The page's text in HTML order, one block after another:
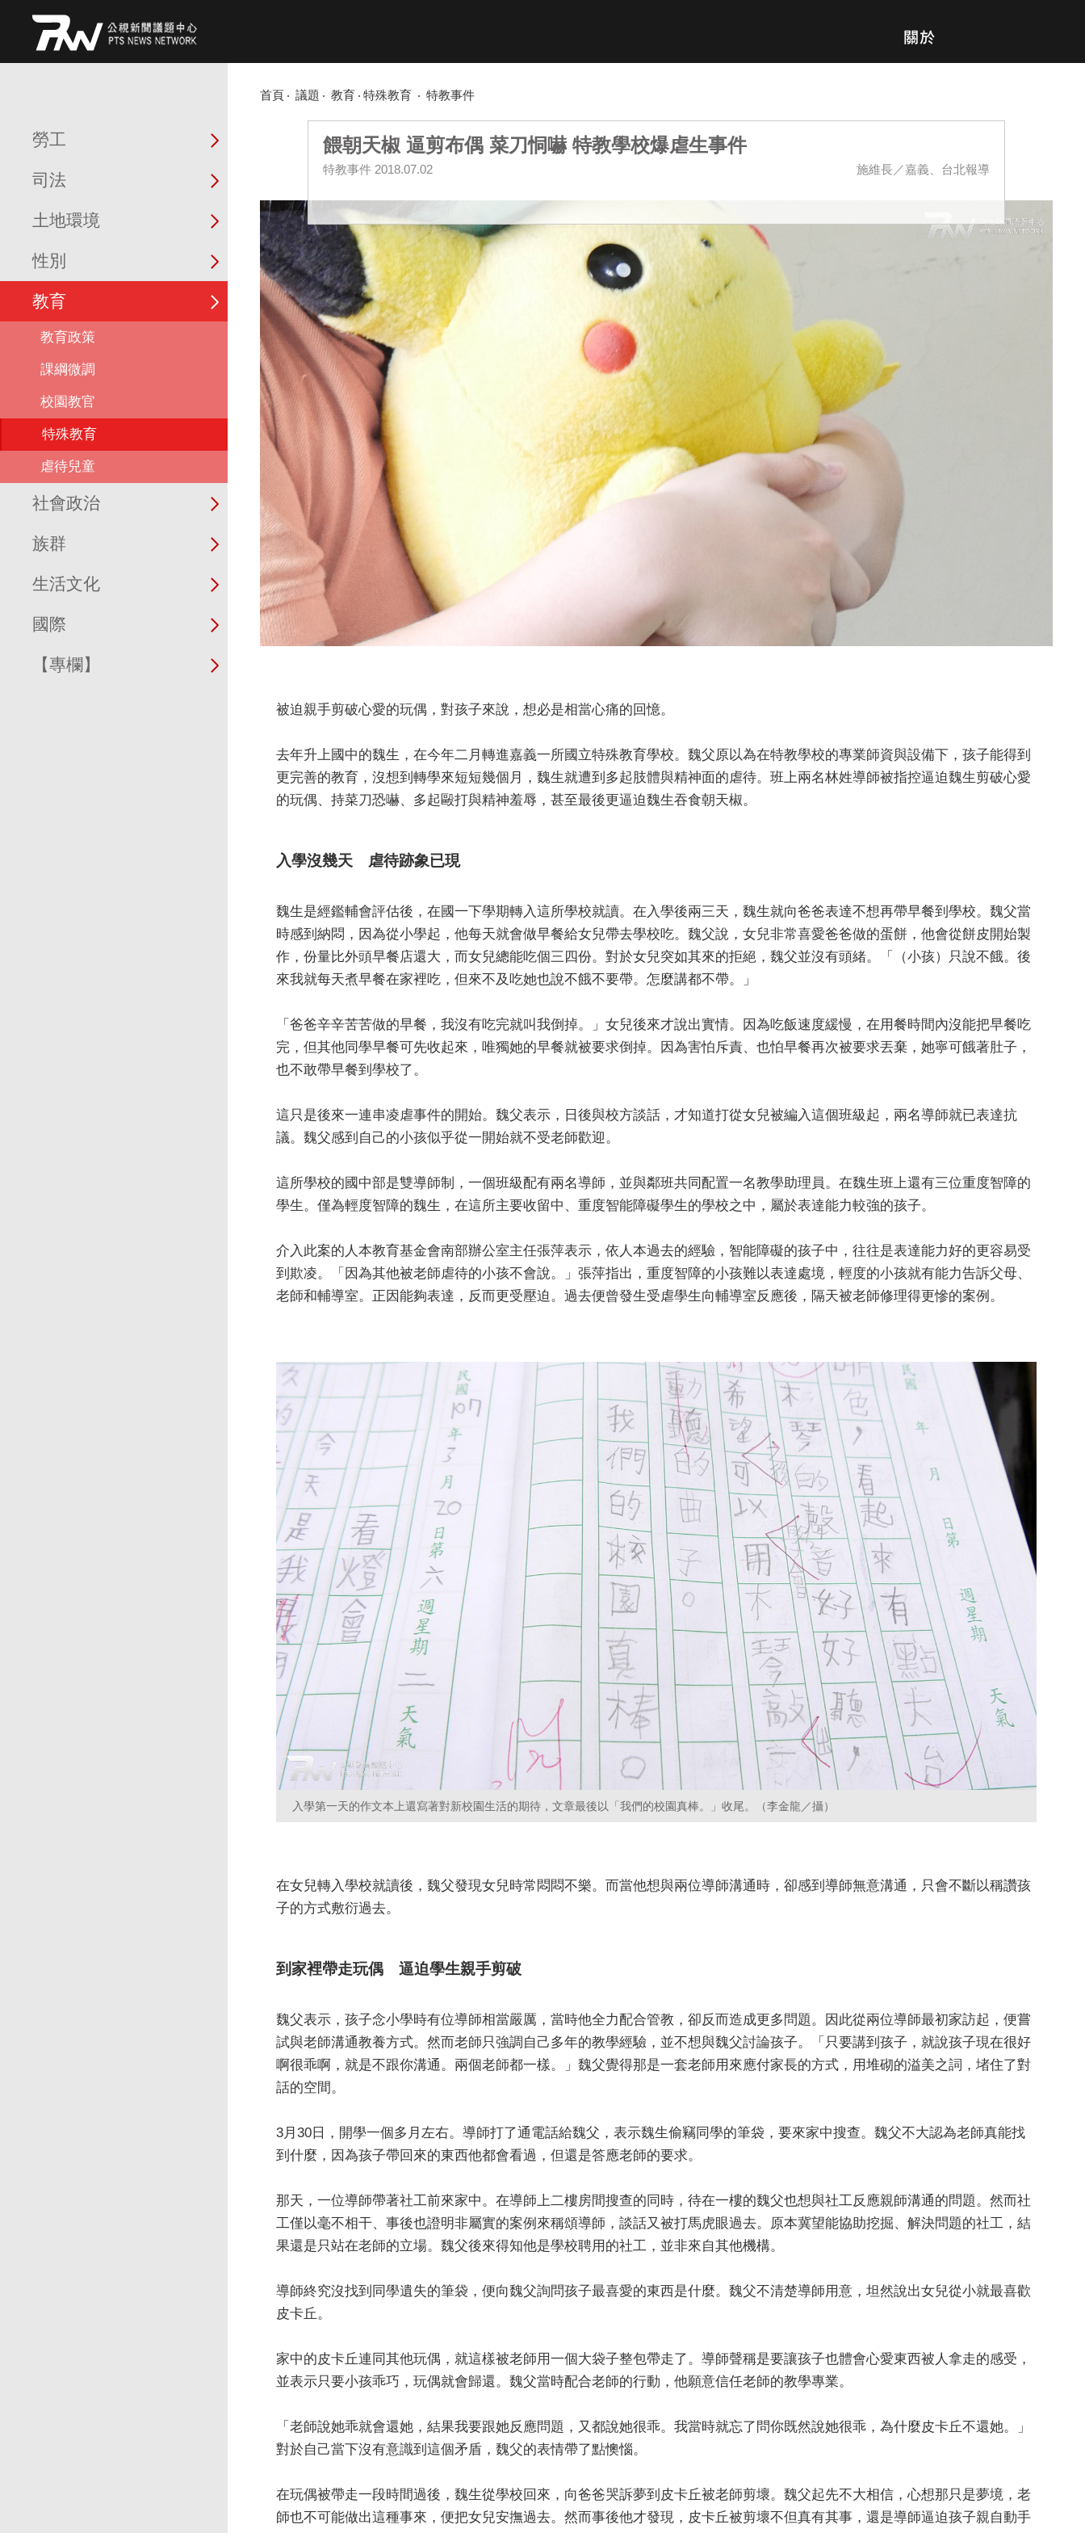
勞工
司法
土地環境
性別
教育
教育政策
課綱微調
校園教官
特殊教育
虐待兒童
社會政治
族群
生活文化
國際
【專欄】
首頁 議題 教育 特殊教育 特教事件
餵朝天椒 逼剪布偶 菜刀恫嚇 特教學校爆虐生事件
特教事件 2018.07.02 施維長／嘉義、台北報導
被迫親手剪破心愛的玩偶，對孩子來說，想必是相當心痛的回憶。
去年升上國中的魏生，在今年二月轉進嘉義一所國立特殊教育學校。魏父原以為在特教學校的專業師資與設備下，孩子能得到
更完善的教育，沒想到轉學來短短幾個月，魏生就遭到多起肢體與精神面的虐待。班上兩名林姓導師被指控逼迫魏生剪破心愛
的玩偶、持菜刀恐嚇、多起毆打與精神羞辱，甚至最後更逼迫魏生吞食朝天椒。
入學沒幾天 虐待跡象已現
魏生是經鑑輔會評估後，在國一下學期轉入這所學校就讀。在入學後兩三天，魏生就向爸爸表達不想再帶早餐到學校。魏父當
時感到納悶，因為從小學起，他每天就會做早餐給女兒帶去學校吃。魏父說，女兒非常喜愛爸爸做的蛋餅，他會從餅皮開始製
作，份量比外頭早餐店還大，而女兒總能吃個三四份。對於女兒突如其來的拒絕，魏父並沒有頭緒。「（小孩）只說不餓。後
來我就每天煮早餐在家裡吃，但來不及吃她也說不餓不要帶。怎麼講都不帶。」
「爸爸辛辛苦苦做的早餐，我沒有吃完就叫我倒掉。」女兒後來才說出實情。因為吃飯速度緩慢，在用餐時間內沒能把早餐吃
完，但其他同學早餐可先收起來，唯獨她的早餐就被要求倒掉。因為害怕斥責、也怕早餐再次被要求丟棄，她寧可餓著肚子，
也不敢帶早餐到學校了。
這只是後來一連串凌虐事件的開始。魏父表示，日後與校方談話，才知道打從女兒被編入這個班級起，兩名導師就已表達抗
議。魏父感到自己的小孩似乎從一開始就不受老師歡迎。
這所學校的國中部是雙導師制，一個班級配有兩名導師，並與鄰班共同配置一名教學助理員。在魏生班上還有三位重度智障的
學生。僅為輕度智障的魏生，在這所主要收留中、重度智能障礙學生的學校之中，屬於表達能力較強的孩子。
介入此案的人本教育基金會南部辦公室主任張萍表示，依人本過去的經驗，智能障礙的孩子中，往往是表達能力好的更容易受
到欺凌。「因為其他被老師虐待的小孩不會說。」張萍指出，重度智障的小孩難以表達處境，輕度的小孩就有能力告訴父母、
老師和輔導室。正因能夠表達，反而更受壓迫。過去便曾發生受虐學生向輔導室反應後，隔天被老師修理得更慘的案例。
入學第一天的作文本上還寫著對新校園生活的期待，文章最後以「我們的校園真棒。」收尾。（李金龍／攝）
在女兒轉入學校就讀後，魏父發現女兒時常悶悶不樂。而當他想與兩位導師溝通時，卻感到導師無意溝通，只會不斷以稱讚孩
子的方式敷衍過去。
到家裡帶走玩偶 逼迫學生親手剪破
魏父表示，孩子念小學時有位導師相當嚴厲，當時他全力配合管教，卻反而造成更多問題。因此從兩位導師最初家訪起，便嘗
試與老師溝通教養方式。然而老師只強調自己多年的教學經驗，並不想與魏父討論孩子。「只要講到孩子，就說孩子現在很好
啊很乖啊，就是不跟你溝通。兩個老師都一樣。」魏父覺得那是一套老師用來應付家長的方式，用堆砌的溢美之詞，堵住了對
話的空間。
3月30日，開學一個多月左右。導師打了通電話給魏父，表示魏生偷竊同學的筆袋，要來家中搜查。魏父不大認為老師真能找
到什麼，因為孩子帶回來的東西他都會看過，但還是答應老師的要求。
那天，一位導師帶著社工前來家中。在導師上二樓房間搜查的同時，待在一樓的魏父也想與社工反應親師溝通的問題。然而社
工僅以毫不相干、事後也證明非屬實的案例來稱頌導師，談話又被打馬虎眼過去。原本冀望能協助挖掘、解決問題的社工，結
果還是只站在老師的立場。魏父後來得知他是學校聘用的社工，並非來自其他機構。
導師終究沒找到同學遺失的筆袋，便向魏父詢問孩子最喜愛的東西是什麼。魏父不清楚導師用意，坦然說出女兒從小就最喜歡
皮卡丘。
家中的皮卡丘連同其他玩偶，就這樣被老師用一個大袋子整包帶走了。導師聲稱是要讓孩子也體會心愛東西被人拿走的感受，
並表示只要小孩乖巧，玩偶就會歸還。魏父當時配合老師的行動，他願意信任老師的教學專業。
「老師說她乖就會還她，結果我要跟她反應問題，又都說她很乖。我當時就忘了問你既然說她很乖，為什麼皮卡丘不還她。」
對於自己當下沒有意識到這個矛盾，魏父的表情帶了點懊惱。
在玩偶被帶走一段時間過後，魏生從學校回來，向爸爸哭訴夢到皮卡丘被老師剪壞。魏父起先不大相信，心想那只是夢境，老
師也不可能做出這種事來，便把女兒安撫過去。然而事後他才發現，皮卡丘被剪壞不但真有其事，還是導師逼迫孩子親自動手